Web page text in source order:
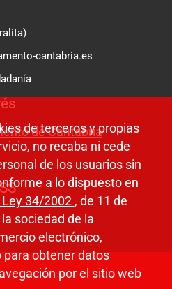
cantabria.es
de Cantabria
de terceros y propias
no recaba ni cede
de los usuarios sin
a lo dispuesto en
34/2002 , de 11 de
sociedad de la
electrónico,
obtener datos
por el sitio web